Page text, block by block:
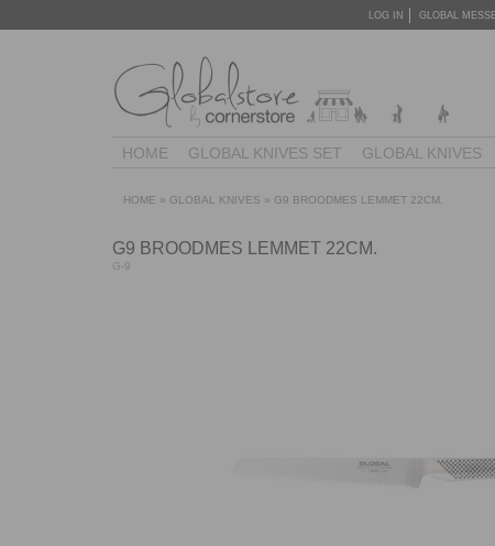
LOG IN GLOBAL
HOME GLOBAL KNIVES SET GLOBAL KNIVES
HOME » GLOBAL KNIVES » G9 BROODMES LEMMET 22CM.
G9 BROODMES LEMMET 22CM.
G-9